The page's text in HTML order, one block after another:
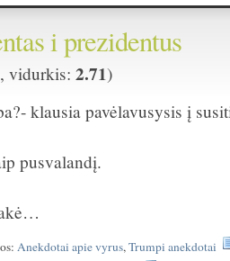
i prezidentus
vidurkis:2.71)
klausia pavėlavusysis į
pusvalandį.
Anekdotai apie vyrus,Trumpi anekdotai